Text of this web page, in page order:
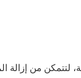
لتتمكن من إزالة